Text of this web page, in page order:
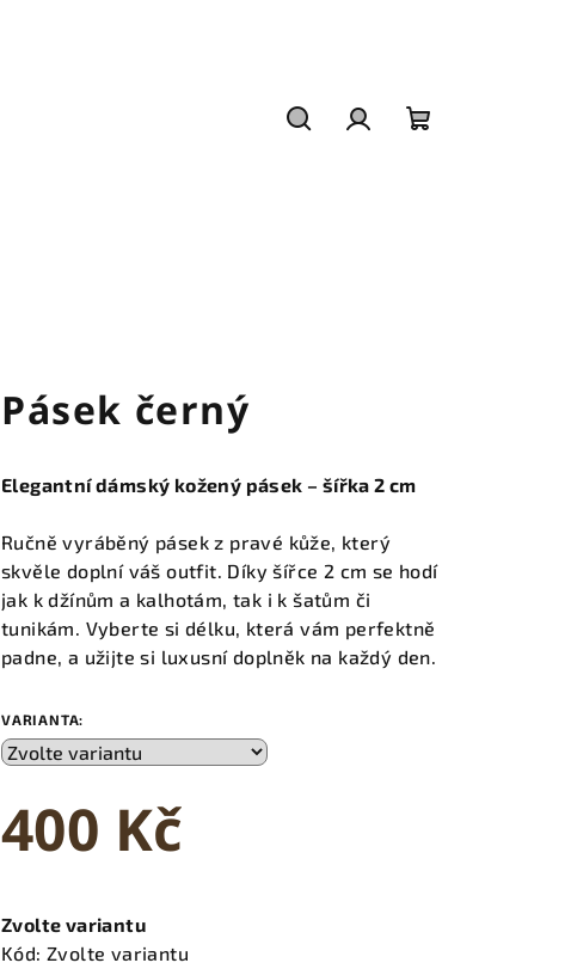
Pásek černý
Elegantní dámský kožený pásek – šířka 2 cm
Ručně vyráběný pásek z pravé kůže, který
skvěle doplní váš outfit. Díky šířce 2 cm se hodí
jak k džínům a kalhotám, tak i k šatům či
tunikám. Vyberte si délku, která vám perfektně
padne, a užijte si luxusní doplněk na každý den.
VARIANTA:
400 Kč
cena:
Zvolte variantu
Kód: Zvolte variantu